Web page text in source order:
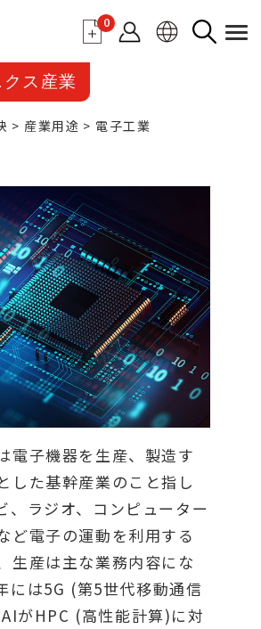
0
ス産業
産業用途 電子工業
電子機器を生産、製造す
した基幹産業のこと指し
、ラジオ、コンピューター
ど電子の運動を利用する
生産は主な業務内容にな
には5G (第5世代移動通信
がHPC (高性能計算)に対